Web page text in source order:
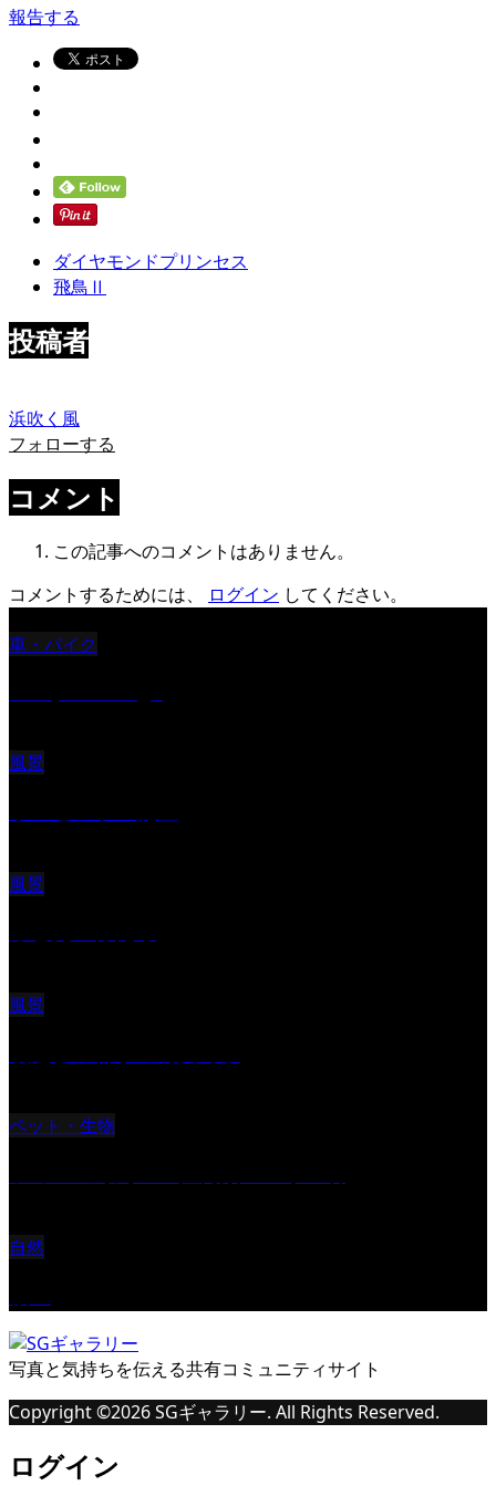
報告する
ダイヤモンドプリンセス
飛鳥Ⅱ
投稿者
浜吹く風
フォローする
コメント
この記事へのコメントはありません。
コメントするためには、
ログイン してください。
車・バイク
風景
風景
風景
ペット・生物
自然
写真と気持ちを伝える共有コミュニティサイト
Copyright ©2026SGギャラリー. All Rights Reserved.
ログイン